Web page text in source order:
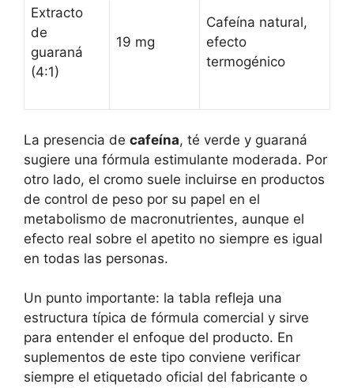
Extracto
de
guaraná
(4:1)
19 mg
Cafeína natural,
efecto
termogénico
La presencia de cafeína, té verde y guaraná
sugiere una fórmula estimulante moderada. Por
otro lado, el cromo suele incluirse en productos
de control de peso por su papel en el
metabolismo de macronutrientes, aunque el
efecto real sobre el apetito no siempre es igual
en todas las personas.
Un punto importante: la tabla refleja una
estructura típica de fórmula comercial y sirve
para entender el enfoque del producto. En
suplementos de este tipo conviene verificar
siempre el etiquetado oficial del fabricante o